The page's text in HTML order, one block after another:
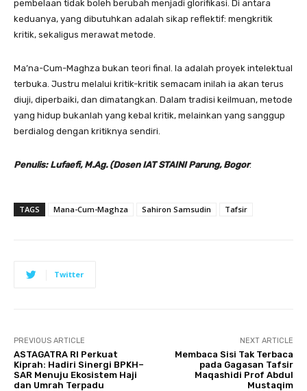
pembelaan tidak boleh berubah menjadi glorifikasi. Di antara
keduanya, yang dibutuhkan adalah sikap reflektif: mengkritik
kritik, sekaligus merawat metode.
Ma’na-Cum-Maghza bukan teori final. Ia adalah proyek intelektual
terbuka. Justru melalui kritik-kritik semacam inilah ia akan terus
diuji, diperbaiki, dan dimatangkan. Dalam tradisi keilmuan, metode
yang hidup bukanlah yang kebal kritik, melainkan yang sanggup
berdialog dengan kritiknya sendiri.
Penulis: Lufaefi, M.Ag. (Dosen IAT STAINI Parung, Bogor.
TAGS Mana-Cum-Maghza Sahiron Samsudin Tafsir
Twitter
PREVIOUS ARTICLE
ASTAGATRA RI Perkuat
Kiprah: Hadiri Sinergi BPKH–
SAR Menuju Ekosistem Haji
dan Umrah Terpadu
NEXT ARTICLE
Membaca Sisi Tak Terbaca
pada Gagasan Tafsir
Maqashidi Prof Abdul
Mustaqim